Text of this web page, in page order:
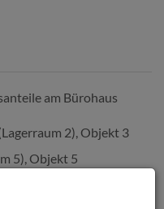
am Bürohaus
2), Objekt 3
5), Objekt 5
Damen), Objekt 9